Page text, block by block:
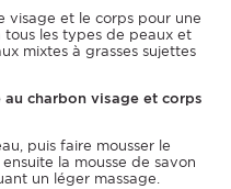
visage et le corps pour une
les types de peaux et
mixtes à grasses sujettes
charbon visage et corps
puis faire mousser le
la mousse de savon
un léger massage.